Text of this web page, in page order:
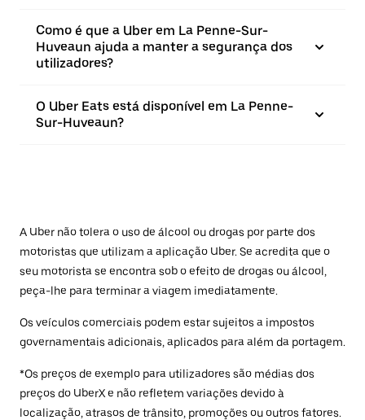
Como é que a Uber em La Penne-Sur-
Huveaun ajuda a manter a segurança dos
utilizadores?
O Uber Eats está disponível em La Penne-
Sur-Huveaun?
A Uber não tolera o uso de álcool ou drogas por parte dos
motoristas que utilizam a aplicação Uber. Se acredita que o
seu motorista se encontra sob o efeito de drogas ou álcool,
peça-lhe para terminar a viagem imediatamente.
Os veículos comerciais podem estar sujeitos a impostos
governamentais adicionais, aplicados para além da portagem.
*Os preços de exemplo para utilizadores são médias dos
preços do UberX e não refletem variações devido à
localização, atrasos de trânsito, promoções ou outros fatores.